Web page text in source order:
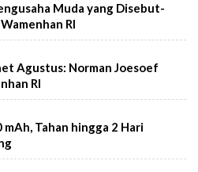
Muda yang Disebut-
RI
Agustus: Norman Joesoef
RI
Tahan hingga 2 Hari